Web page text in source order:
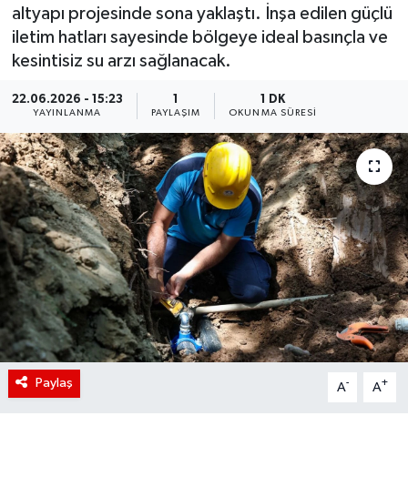
altyapı projesinde sona yaklaştı. İnşa edilen güçlü
iletim hatları sayesinde bölgeye ideal basınçla ve
kesintisiz su arzı sağlanacak.
22.06.2026 - 15:23
YAYINLANMA PAYLAŞIM
1 DK
OKUNMA SÜRESI
Paylaş A- A+